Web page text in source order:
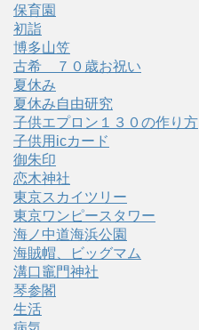
保育園
初詣
博多山笠
古希 ７０歳お祝い
夏休み
夏休み自由研究
子供エプロン１３０の作り方
子供用icカード
御朱印
恋木神社
東京スカイツリー
東京ワンピースタワー
海ノ中道海浜公園
海賊帽、ビッグマム
溝口竈門神社
琴参閣
生活